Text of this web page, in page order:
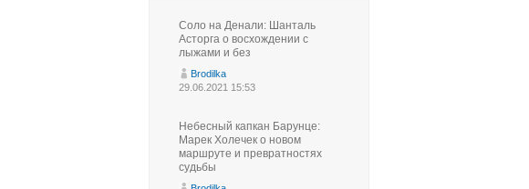
Соло на Денали: Шанталь
Асторга о восхождении с
лыжами и без
Brodilka
29.06.2021 15:53
Небесный капкан Барунце:
Марек Холечек о новом
маршруте и превратностях
судьбы